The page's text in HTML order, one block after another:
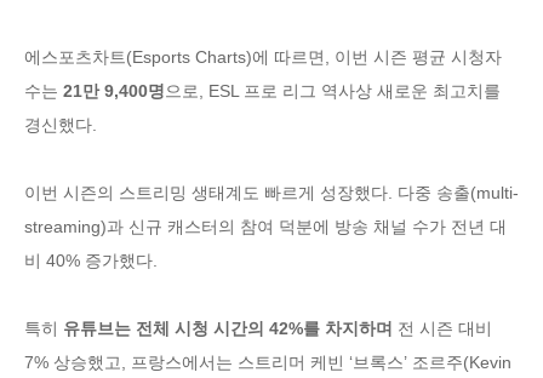
에스포츠차트(Esports Charts)에 따르면, 이번 시즌 평균 시청자
수는 21만 9,400명으로, ESL 프로 리그 역사상 새로운 최고치를
경신했다.
이번 시즌의 스트리밍 생태계도 빠르게 성장했다. 다중 송출(multi-
streaming)과 신규 캐스터의 참여 덕분에 방송 채널 수가 전년 대
비 40% 증가했다.
특히 유튜브는 전체 시청 시간의 42%를 차지하며 전 시즌 대비
7% 상승했고, 프랑스에서는 스트리머 케빈 ‘브록스’ 조르주(Kevin